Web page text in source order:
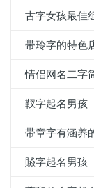
古字女孩最佳
带玲字的特色
情侣网名二字
靫字起名男孩
带章字有涵养
贆字起名男孩